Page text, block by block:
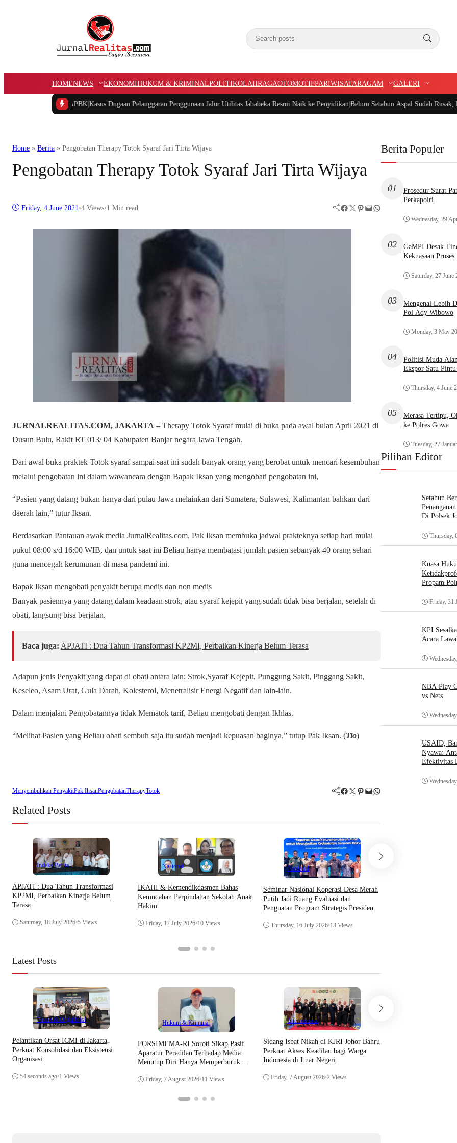
HOMENEWS EKONOMIHUKUM & KRIMINALPOLITIKOLAHRAGAOTOMOTIFPARIWISATARAGAM GALERI
Kampung APBK |Kasus Dugaan Pelanggaran Penggunaan Jalur Utilitas Jababeka Resmi Naik ke Penyidikan|Belum Setahun Aspal Sudah Rusak, Ketua
Home » Berita » Pengobatan Therapy Totok Syaraf Jari Tirta Wijaya
Pengobatan Therapy Totok Syaraf Jari Tirta Wijaya
Friday, 4 June 2021 •4 Views•1 Min read Facebook Twitter Pinterest Mail WhatsApp
JURNALREALITAS.COM, JAKARTA – Therapy Totok Syaraf mulai di buka pada awal bulan April 2021 di
Dusun Bulu, Rakit RT 013/ 04 Kabupaten Banjar negara Jawa Tengah.
Dari awal buka praktek Totok syaraf sampai saat ini sudah banyak orang yang berobat untuk mencari kesembuhan
melalui pengobatan ini dalam wawancara dengan Bapak Iksan yang mengobati pengobatan ini,
“Pasien yang datang bukan hanya dari pulau Jawa melainkan dari Sumatera, Sulawesi, Kalimantan bahkan dari
daerah lain,” tutur Iksan.
Berdasarkan Pantauan awak media JurnalRealitas.com, Pak Iksan membuka jadwal prakteknya setiap hari mulai
pukul 08:00 s/d 16:00 WIB, dan untuk saat ini Beliau hanya membatasi jumlah pasien sebanyak 40 orang sehari
guna mencegah kerumunan di masa pandemi ini.
Bapak Iksan mengobati penyakit berupa medis dan non medis
Banyak pasiennya yang datang dalam keadaan strok, atau syaraf kejepit yang sudah tidak bisa berjalan, setelah di
obati, langsung bisa berjalan.
Baca juga: APJATI : Dua Tahun Transformasi KP2MI, Perbaikan Kinerja Belum Terasa
Adapun jenis Penyakit yang dapat di obati antara lain: Strok,Syaraf Kejepit, Punggung Sakit, Pinggang Sakit,
Keseleo, Asam Urat, Gula Darah, Kolesterol, Menetralisir Energi Negatif dan lain-lain.
Dalam menjalani Pengobatannya tidak Mematok tarif, Beliau mengobati dengan Ikhlas.
“Melihat Pasien yang Beliau obati sembuh saja itu sudah menjadi kepuasan baginya,” tutup Pak Iksan. (Tio)
Menyembuhkan PenyakitPak IhsanPengobatanTherapyTotok Facebook Twitter Pinterest Mail WhatsApp
Related Posts
Indeks Berita
APJATI : Dua Tahun Transformasi
KP2MI, Perbaikan Kinerja Belum
Terasa
Saturday, 18 July 2026•5 Views
Nasional
IKAHI & Kemendikdasmen Bahas
Kemudahan Perpindahan Sekolah Anak
Hakim
Friday, 17 July 2026•10 Views
Nasional
Seminar Nasional Koperasi Desa Merah
Putih Jadi Ruang Evaluasi dan
Penguatan Program Strategis Presiden
Thursday, 16 July 2026•13 Views
Latest Posts
Tokoh & Organisasi
Pelantikan Orsat ICMI di Jakarta,
Perkuat Konsolidasi dan Eksistensi
Organisasi
54 seconds ago•1 Views
Hukum & Kriminal
​FORSIMEMA-RI Soroti Sikap Pasif
Aparatur Peradilan Terhadap Media:
Menutup Diri Hanya Memperburuk
Friday, 7 August 2026•11 Views
Internasional
Sidang Isbat Nikah di KJRI Johor Bahru
Perkuat Akses Keadilan bagi Warga
Indonesia di Luar Negeri
Friday, 7 August 2026•2 Views
Berita Populer
01
Prosedur Surat
Perkapolri
Wednesday, 29
02
GaMPI Desak
Kekuasaan
Saturday, 27 June
03
Mengenal Lebih
Pol Ady Wibowo
Monday, 3 May
04
Politisi Muda
Ekspor Satu
Thursday, 4 June
05
Merasa Tertipu,
ke Polres Gowa
Tuesday, 27
Pilihan Editor
Setahun
Di Polsek
Thursday,
Kuasa
Propam
Friday, 31
KPI
Acara
NBA Play
vs Nets
USAID,
Nyawa:
Efektivitas